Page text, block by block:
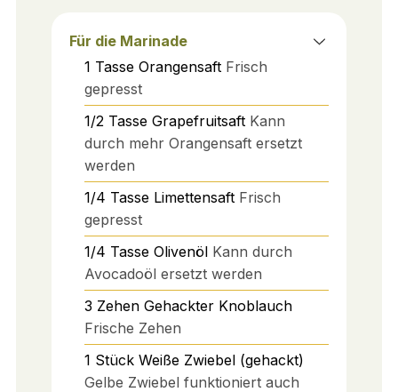
Für die Marinade
1 Tasse Orangensaft Frisch
gepresst
1/2 Tasse Grapefruitsaft Kann
durch mehr Orangensaft ersetzt
werden
1/4 Tasse Limettensaft Frisch
gepresst
1/4 Tasse Olivenöl Kann durch
Avocadoöl ersetzt werden
3 Zehen Gehackter Knoblauch
Frische Zehen
1 Stück Weiße Zwiebel (gehackt)
Gelbe Zwiebel funktioniert auch